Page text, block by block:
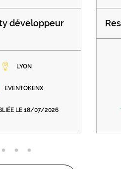
développeur
LYON
EVENTOKENX
LE 18/07/2026